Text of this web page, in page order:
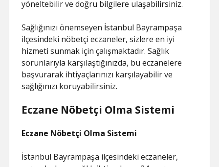
yöneltebilir ve doğru bilgilere ulaşabilirsiniz.
Sağlığınızı önemseyen İstanbul Bayrampaşa
ilçesindeki nöbetçi eczaneler, sizlere en iyi
hizmeti sunmak için çalışmaktadır. Sağlık
sorunlarıyla karşılaştığınızda, bu eczanelere
başvurarak ihtiyaçlarınızı karşılayabilir ve
sağlığınızı koruyabilirsiniz.
Eczane Nöbetçi Olma Sistemi
Eczane Nöbetçi Olma Sistemi
İstanbul Bayrampaşa ilçesindeki eczaneler,